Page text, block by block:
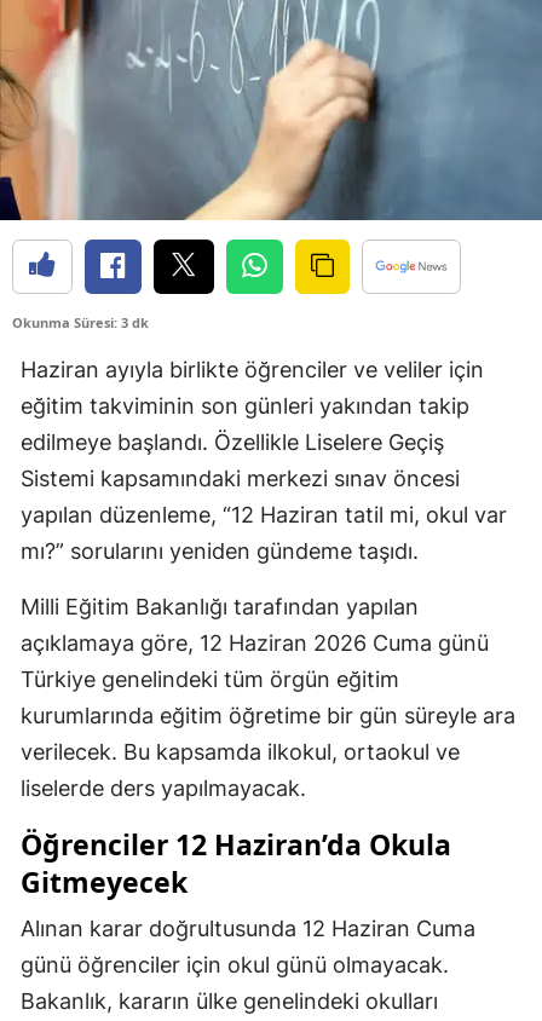
Okunma Süresi: 3 dk
Haziran ayıyla birlikte öğrenciler ve veliler için
eğitim takviminin son günleri yakından takip
edilmeye başlandı. Özellikle Liselere Geçiş
Sistemi kapsamındaki merkezi sınav öncesi
yapılan düzenleme, “12 Haziran tatil mi, okul var
mı?” sorularını yeniden gündeme taşıdı.
Milli Eğitim Bakanlığı tarafından yapılan
açıklamaya göre, 12 Haziran 2026 Cuma günü
Türkiye genelindeki tüm örgün eğitim
kurumlarında eğitim öğretime bir gün süreyle ara
verilecek. Bu kapsamda ilkokul, ortaokul ve
liselerde ders yapılmayacak.
Öğrenciler 12 Haziran’da Okula
Gitmeyecek
Alınan karar doğrultusunda 12 Haziran Cuma
günü öğrenciler için okul günü olmayacak.
Bakanlık, kararın ülke genelindeki okulları